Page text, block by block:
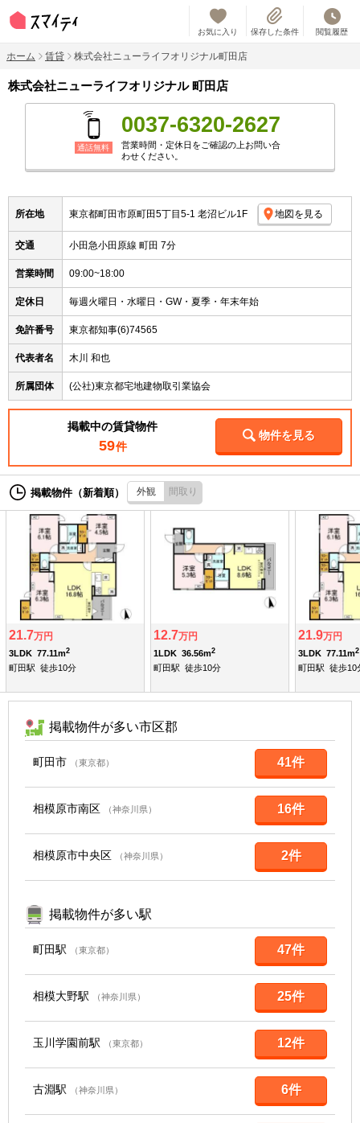
お気に入り 保存した条件 閲覧履歴
ホーム 賃貸 株式会社ニューライフオリジナル町田店
株式会社ニューライフオリジナル 町田店
通話無料
0037-6320-2627
営業時間・定休日をご確認の上お問い合
わせください。
所在地 東京都町田市原町田5丁目5-1 老沼ビル1F 地図を見る
交通 小田急小田原線 町田 7分
営業時間 09:00~18:00
定休日 毎週火曜日・水曜日・GW・夏季・年末年始
免許番号 東京都知事(6)74565
代表者名 木川 和也
所属団体 (公社)東京都宅地建物取引業協会
掲載中の賃貸物件
59件
物件を見る
外観 間取り
掲載物件（新着順）
21.7万円
3LDK 77.11m2
町田駅 徒歩10分
12.7万円
1LDK 36.56m2
町田駅 徒歩10分
21.9万円
3LDK 77.11m2
町田駅 徒歩10
掲載物件が多い市区郡
町田市 （東京都） 41件
相模原市南区 （神奈川県） 16件
相模原市中央区 （神奈川県） 2件
掲載物件が多い駅
町田駅 （東京都） 47件
相模大野駅 （神奈川県） 25件
玉川学園前駅 （東京都） 12件
古淵駅 （神奈川県） 6件